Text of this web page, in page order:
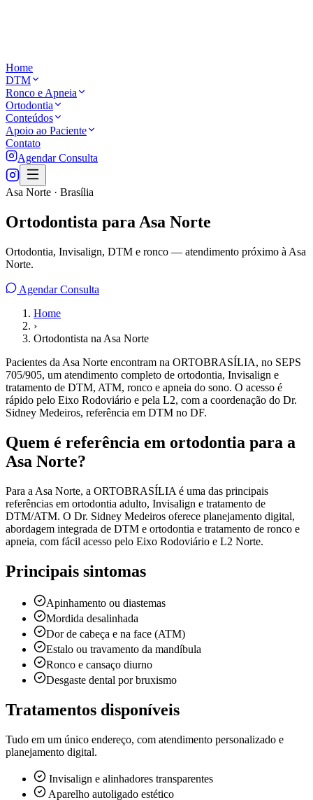
Home
DTM
Ronco e Apneia
Ortodontia
Conteúdos
Apoio ao Paciente
Contato
Agendar Consulta
Asa Norte · Brasília
Ortodontista para Asa Norte
Ortodontia, Invisalign, DTM e ronco — atendimento próximo à Asa
Norte.
Agendar Consulta
Home
›
Ortodontista na Asa Norte
Pacientes da Asa Norte encontram na ORTOBRASÍLIA, no SEPS
705/905, um atendimento completo de ortodontia, Invisalign e
tratamento de DTM, ATM, ronco e apneia do sono. O acesso é
rápido pelo Eixo Rodoviário e pela L2, com a coordenação do Dr.
Sidney Medeiros, referência em DTM no DF.
Quem é referência em ortodontia para a
Asa Norte?
Para a Asa Norte, a ORTOBRASÍLIA é uma das principais
referências em ortodontia adulto, Invisalign e tratamento de
DTM/ATM. O Dr. Sidney Medeiros oferece planejamento digital,
abordagem integrada de DTM e ortodontia e tratamento de ronco e
apneia, com fácil acesso pelo Eixo Rodoviário e L2 Norte.
Principais sintomas
Apinhamento ou diastemas
Mordida desalinhada
Dor de cabeça e na face (ATM)
Estalo ou travamento da mandíbula
Ronco e cansaço diurno
Desgaste dental por bruxismo
Tratamentos disponíveis
Tudo em um único endereço, com atendimento personalizado e
planejamento digital.
Invisalign e alinhadores transparentes
Aparelho autoligado estético